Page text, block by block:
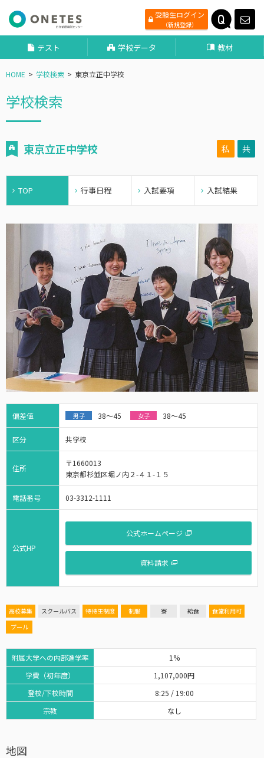
受験生ログイン
（新規登録）
テスト 学校データ 教材
HOME 学校検索 東京立正中学校
学校検索
東京立正中学校 私 共
TOP 行事日程 入試要項 入試結果
偏差値 男子 38～45 女子 38～45
区分 共学校
住所
〒1660013
東京都杉並区堀ノ内２-４１-１５
電話番号 03-3312-1111
公式HP
公式ホームページ
資料請求
高校募集 スクールバス 特待生制度 制服 寮 給食
食堂利用可
プール
附属大学への内部進学率
学費（初年度）
登校/下校時間
宗教
1%
1,107,000円
8:25 / 19:00
なし
地図